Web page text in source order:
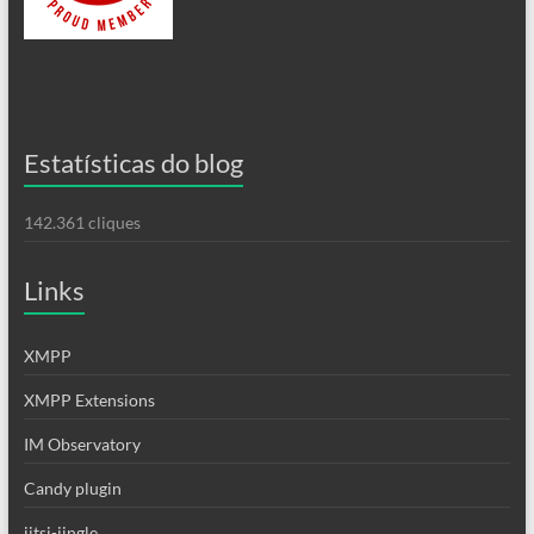
Estatísticas do blog
142.361 cliques
Links
XMPP
XMPP Extensions
IM Observatory
Candy plugin